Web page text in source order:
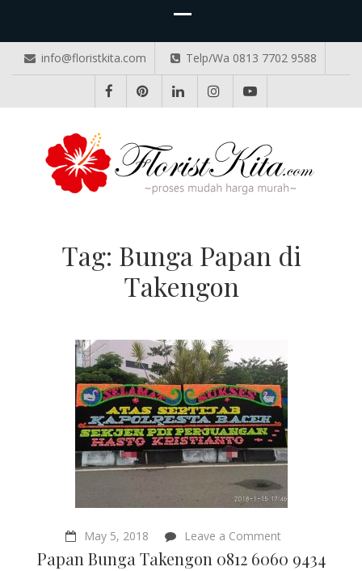
info@floristkita.com Telp/Wa 0813 7702 9588
Tag: Bunga Papan di
Takengon
May 5, 2018 Leave a Commenton
Bunga
Papan Bunga Takengon 0812 6060 9434